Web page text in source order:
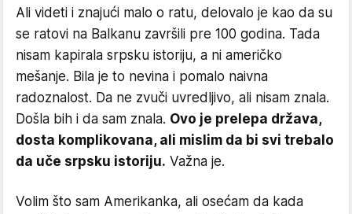
Ali videti i znajući malo o ratu, delovalo je kao da su
se ratovi na Balkanu završili pre 100 godina. Tada
nisam kapirala srpsku istoriju, a ni američko
mešanje. Bila je to nevina i pomalo naivna
radoznalost. Da ne zvuči uvredljivo, ali nisam znala.
Došla bih i da sam znala. Ovo je prelepa država,
dosta komplikovana, ali mislim da bi svi trebalo
da uče srpsku istoriju. Važna je.
Volim što sam Amerikanka, ali osećam da kada